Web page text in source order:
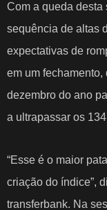
Com a queda desta
sequência de altas
expectativas de
em um
dezembro do ano
a ultrapassar os
“Esse é o maior
criação do índice”,
transferbank. Na